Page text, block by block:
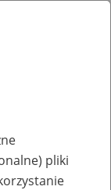
pliki